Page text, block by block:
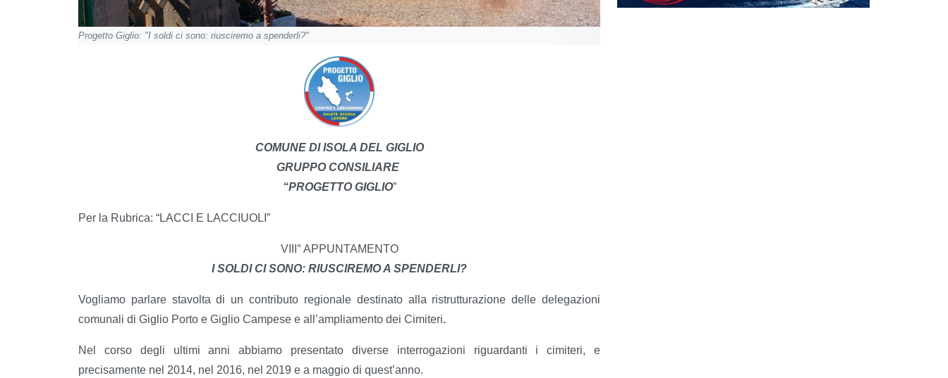
Progetto Giglio: "I soldi ci sono: riusciremo a spenderli?"
COMUNE DI ISOLA DEL GIGLIO
GRUPPO CONSILIARE
“PROGETTO GIGLIO”
Per la Rubrica: “LACCI E LACCIUOLI”
VIII° APPUNTAMENTO
I SOLDI CI SONO: RIUSCIREMO A SPENDERLI?
Vogliamo parlare stavolta di un contributo regionale destinato alla ristrutturazione delle delegazioni
comunali di Giglio Porto e Giglio Campese e all’ampliamento dei Cimiteri.
Nel corso degli ultimi anni abbiamo presentato diverse interrogazioni riguardanti i cimiteri, e
precisamente nel 2014, nel 2016, nel 2019 e a maggio di quest’anno.